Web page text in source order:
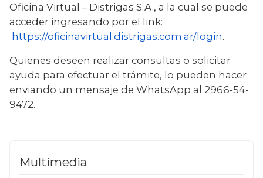
Oficina Virtual – Distrigas S.A., a la cual se puede
acceder ingresando por el link:
https://oficinavirtual.distrigas.com.ar/login.
Quienes deseen realizar consultas o solicitar
ayuda para efectuar el trámite, lo pueden hacer
enviando un mensaje de WhatsApp al 2966-54-
9472.
Multimedia